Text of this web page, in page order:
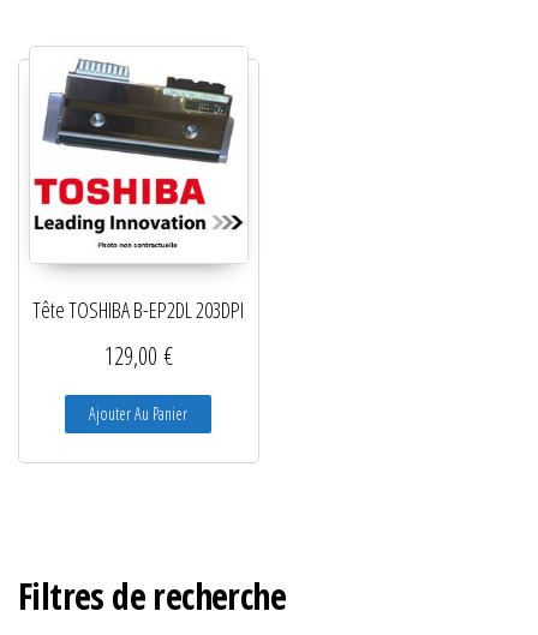
Tête TOSHIBA B-EP2DL 203DPI
129,00 €
Ajouter Au Panier
Filtres de recherche